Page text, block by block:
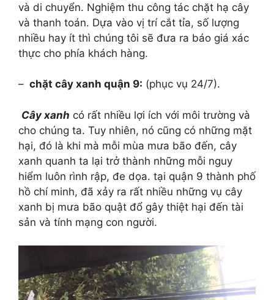
và di chuyển. Nghiệm thu công tác chặt hạ cây
và thanh toán. Dựa vào vị trí cắt tỉa, số lượng
nhiều hay ít thì chúng tôi sẽ đưa ra báo giá xác
thực cho phía khách hàng.
– chặt cây xanh quận 9: (phục vụ 24/7).
Cây xanh có rất nhiều lợi ích với môi trường và
cho chúng ta. Tuy nhiên, nó cũng có những mặt
hại, đó là khi mà mỗi mùa mưa bão đến, cây
xanh quanh ta lại trở thành những mỗi nguy
hiểm luôn rình rập, đe dọa. tại quận 9 thành phố
hồ chí minh, đã xảy ra rất nhiều những vụ cây
xanh bị mưa bão quật đổ gây thiệt hại đến tài
sản và tính mạng con người.